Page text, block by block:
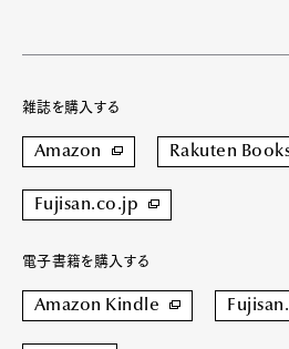
雑誌を購入する
Amazon Rakuten
Fujisan.co.jp
電子書籍を購入する
Amazon Kindle